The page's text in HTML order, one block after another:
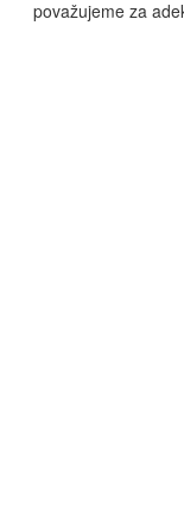
považujeme za